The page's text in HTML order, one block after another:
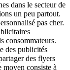
dans le secteur de
un peu partout.
pas cher.
consommateurs.
des publicités
des flyers
consiste à